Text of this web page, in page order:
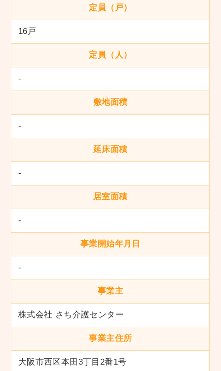
定員（戸）
16戸
定員（人）
-
敷地面積
-
延床面積
-
居室面積
-
事業開始年月日
-
事業主
株式会社 さち介護センター
事業主住所
大阪市西区本田3丁目2番1号